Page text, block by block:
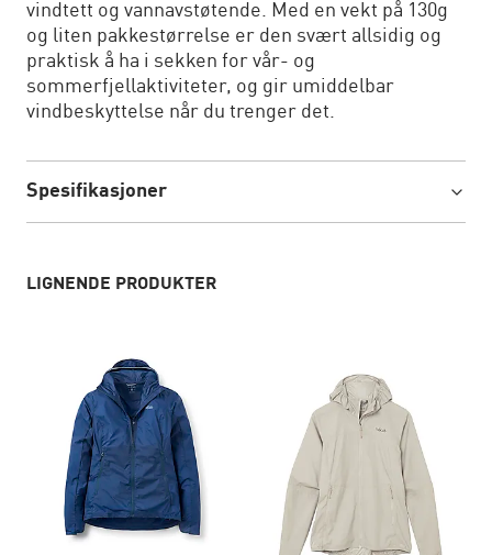
vindtett og vannavstøtende. Med en vekt på 130g
og liten pakkestørrelse er den svært allsidig og
praktisk å ha i sekken for vår- og
sommerfjellaktiviteter, og gir umiddelbar
vindbeskyttelse når du trenger det.
Spesifikasjoner
LIGNENDE PRODUKTER